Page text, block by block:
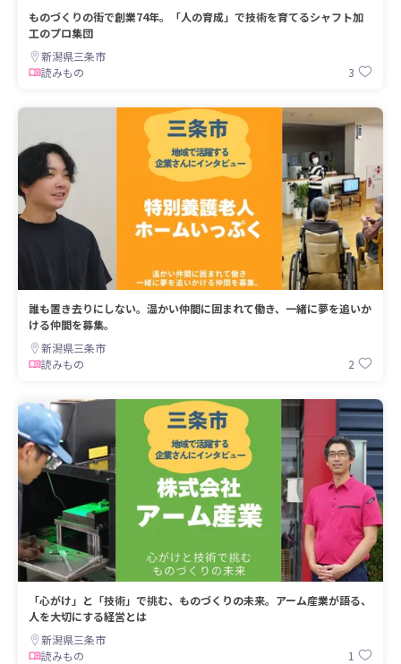
ものづくりの街で創業74年。「人の育成」で技術を育てるシャフト加
工のプロ集団
新潟県三条市
読みもの
3
誰も置き去りにしない。温かい仲間に囲まれて働き、一緒に夢を追いか
ける仲間を募集。
新潟県三条市
読みもの
2
「心がけ」と「技術」で挑む、ものづくりの未来。アーム産業が語る、
人を大切にする経営とは
新潟県三条市
読みもの
1